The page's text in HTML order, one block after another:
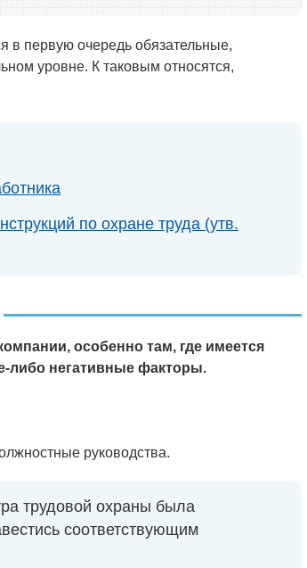
в первую очередь обязательные,
уровне. К таковым относятся,
по охране труда (утв.
особенно там, где имеется
либо негативные факторы.
руководства.
трудовой охраны была
соответствующим